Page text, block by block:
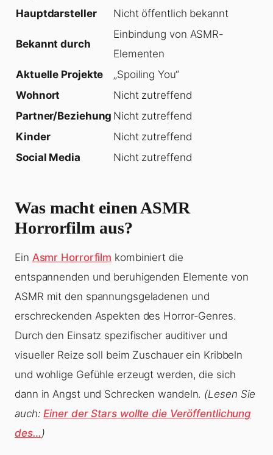
Hauptdarsteller
Nicht öffentlich bekannt
Bekannt durch
Einbindung von ASMR-
Elementen
Aktuelle Projekte
„Spoiling You“
Wohnort
Nicht zutreffend
Partner/Beziehung Nicht zutreffend
Kinder
Nicht zutreffend
Social Media
Nicht zutreffend
Was macht einen ASMR
Horrorfilm aus?
Ein Asmr Horrorfilm kombiniert die
entspannenden und beruhigenden Elemente von
ASMR mit den spannungsgeladenen und
erschreckenden Aspekten des Horror-Genres.
Durch den Einsatz spezifischer auditiver und
visueller Reize soll beim Zuschauer ein Kribbeln
und wohlige Gefühle erzeugt werden, die sich
dann in Angst und Schrecken wandeln. (Lesen Sie
auch:Einer der Stars wollte die Veröffentlichung
des…)